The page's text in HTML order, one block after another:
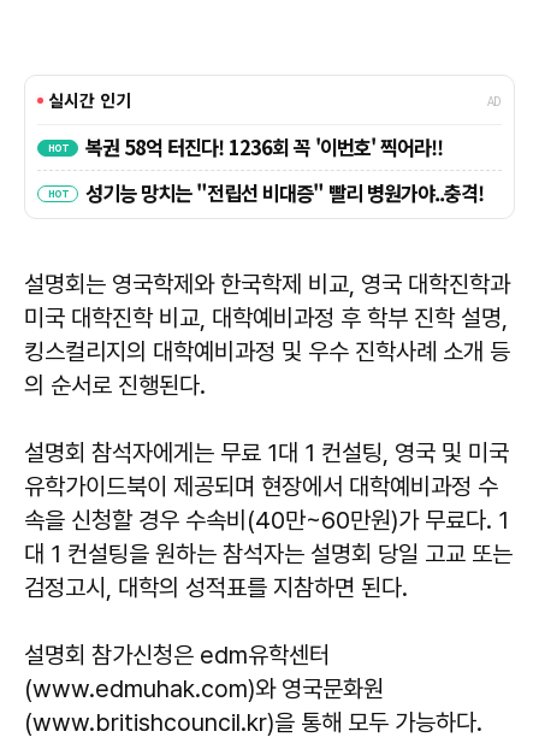
설명회는 영국학제와 한국학제 비교, 영국 대학진학과
미국 대학진학 비교, 대학예비과정 후 학부 진학 설명,
킹스컬리지의 대학예비과정 및 우수 진학사례 소개 등
의 순서로 진행된다.
설명회 참석자에게는 무료 1대 1 컨설팅, 영국 및 미국
유학가이드북이 제공되며 현장에서 대학예비과정 수
속을 신청할 경우 수속비(40만~60만원)가 무료다. 1
대 1 컨설팅을 원하는 참석자는 설명회 당일 고교 또는
검정고시, 대학의 성적표를 지참하면 된다.
설명회 참가신청은 edm유학센터
(www.edmuhak.com)와 영국문화원
(www.britishcouncil.kr)을 통해 모두 가능하다.